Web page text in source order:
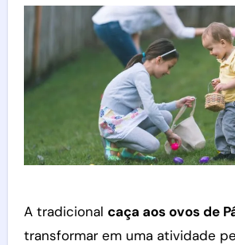
A tradicional caça aos ovos de
transformar em uma atividade